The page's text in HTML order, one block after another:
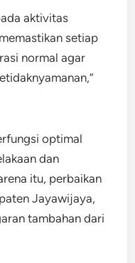
aktivitas
setiap
normal agar
optimal
dan
itu, perbaikan
Jayawijaya,
tambahan dari